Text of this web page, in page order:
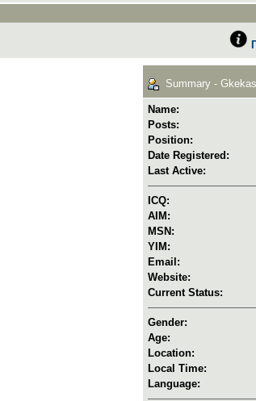
Summary -
Name:
Posts:
Position:
Date Registered:
Last Active:
ICQ:
AIM:
MSN:
YIM:
Email:
Website:
Current Status:
Gender:
Age:
Location:
Local Time:
Language: